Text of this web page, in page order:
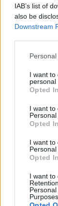
IAB’s list of
also be
Downstream
Please note
not limited to
grant or
use your
consent
I want to
personal
Opted In
I want to
Personal
Opted In
I want to
Personal
Opted In
I want to
(kritika)
2021. július
Az HBO